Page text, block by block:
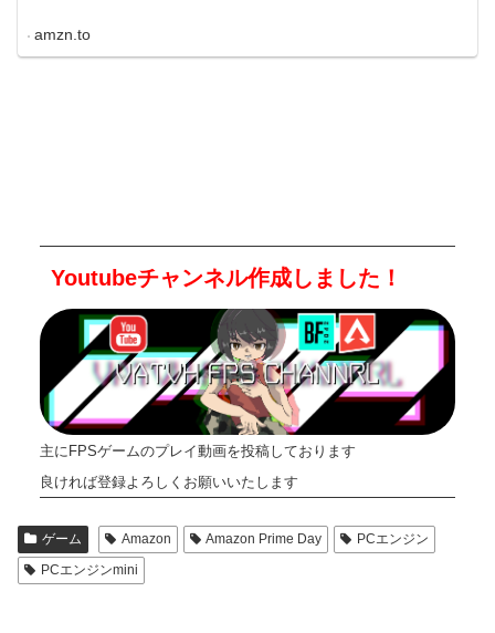
amzn.to
Youtubeチャンネル作成しました！
主にFPSゲームのプレイ動画を投稿しております
良ければ登録よろしくお願いいたします
ゲーム Amazon Amazon Prime Day
PCエンジン
PCエンジンmini